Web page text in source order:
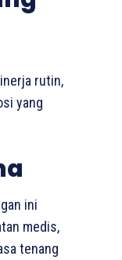
rutin,
yang
ini
medis,
tenang